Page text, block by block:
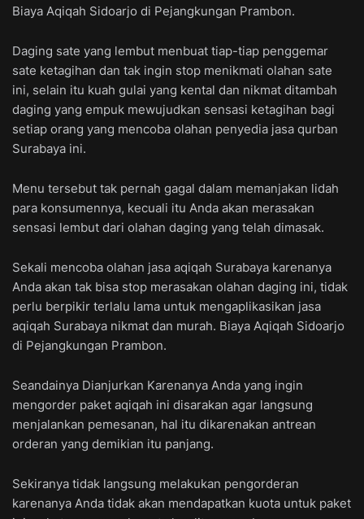
Biaya Aqiqah Sidoarjo di Pejangkungan Prambon.
Daging sate yang lembut menbuat tiap-tiap penggemar
sate ketagihan dan tak ingin stop menikmati olahan sate
ini, selain itu kuah gulai yang kental dan nikmat ditambah
daging yang empuk mewujudkan sensasi ketagihan bagi
setiap orang yang mencoba olahan penyedia jasa qurban
Surabaya ini.
Menu tersebut tak pernah gagal dalam memanjakan lidah
para konsumennya, kecuali itu Anda akan merasakan
sensasi lembut dari olahan daging yang telah dimasak.
Sekali mencoba olahan jasa aqiqah Surabaya karenanya
Anda akan tak bisa stop merasakan olahan daging ini, tidak
perlu berpikir terlalu lama untuk mengaplikasikan jasa
aqiqah Surabaya nikmat dan murah. Biaya Aqiqah Sidoarjo
di Pejangkungan Prambon.
Seandainya Dianjurkan Karenanya Anda yang ingin
mengorder paket aqiqah ini disarakan agar langsung
menjalankan pemesanan, hal itu dikarenakan antrean
orderan yang demikian itu panjang.
Sekiranya tidak langsung melakukan pengorderan
karenanya Anda tidak akan mendapatkan kuota untuk paket